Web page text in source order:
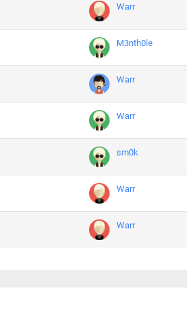
Warr
M3nth0le
Warr
Warr
sm0k
Warr
Warr